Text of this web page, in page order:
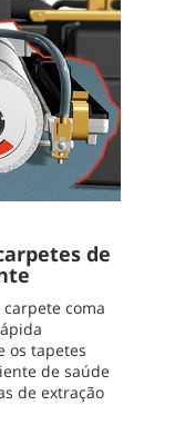
de
coma
os tapetes
de saúde
de extração